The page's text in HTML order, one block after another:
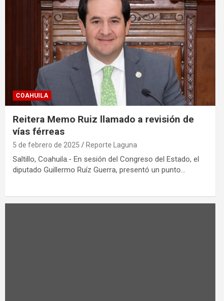
COAHUILA
Reitera Memo Ruiz llamado a revisión de
vías férreas
5 de febrero de 2025 Reporte Laguna
Saltillo, Coahuila.- En sesión del Congreso del Estado, el
diputado Guillermo Ruíz Guerra, presentó un punto…